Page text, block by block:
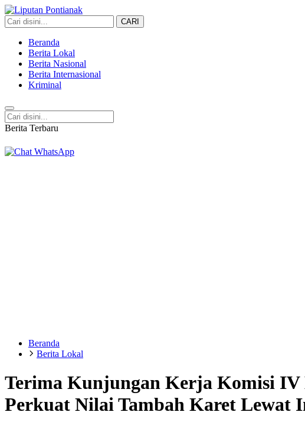
Liputan Pontianak
Berita Terkini dan TerUpdate
CARI
Beranda
Berita Lokal
Berita Nasional
Berita Internasional
Kriminal
Berita Terbaru
Beranda
Berita Lokal
Terima Kunjungan Kerja Komisi IV
Perkuat Nilai Tambah Karet Lewat